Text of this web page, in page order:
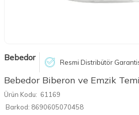
Bebedor Resmi Distribütör
Bebedor Biberon ve Emzik
Ürün Kodu: 61169
Barkod: 8690605070458